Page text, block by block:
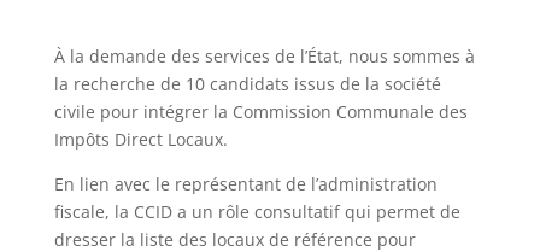
À la demande des services de l’État, nous sommes à
la recherche de 10 candidats issus de la société
civile pour intégrer la Commission Communale des
Impôts Direct Locaux.
En lien avec le représentant de l’administration
fiscale, la CCID a un rôle consultatif qui permet de
dresser la liste des locaux de référence pour